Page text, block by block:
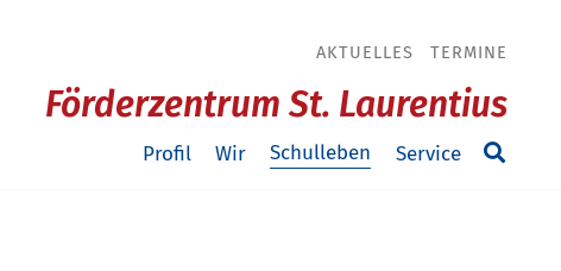
AKTUELLES TERMINE
Förderzentrum St. Laurentius
Profil Wir Schulleben Service